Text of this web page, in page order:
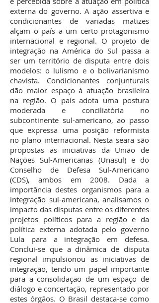
externa do governo. A ação assertiva e
condicionantes de variadas matizes
alçam o país a um certo protagonismo
internacional e regional. O projeto de
integração na América do Sul passa a
ser um território de disputa entre dois
modelos: o lulismo e o bolivarianismo
chavista. Condicionantes conjunturais
dão maior espaço à atuação brasileira
na região. O país adota uma postura
moderada e conciliatória no
subcontinente sul-americano, ao passo
que expressa uma posição reformista
no plano internacional. Nesta seara são
propostas as iniciativas da União de
Nações Sul-Americanas (Unasul) e do
Conselho de Defesa Sul-Americano
(CDS), ambos em 2008. Dada a
importância destes organismos para a
integração sul-americana, analisamos o
impacto das disputas entre os diferentes
projetos políticos para a região e da
política externa adotada pelo governo
Lula para a integração em defesa.
Conclui-se que a dinâmica de disputa
regional impulsionou as iniciativas de
integração, tendo um papel importante
para a consolidação de um espaço de
diálogo e concertação, representado por
estes órgãos. O Brasil destaca-se como